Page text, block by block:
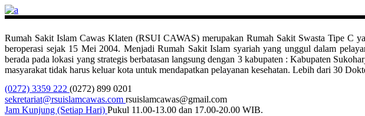
Rumah Sakit Islam Cawas Klaten (RSUI CAWAS) merupakan Rumah Sakit Swasta Tipe C
beroperasi sejak 15 Mei 2004. Menjadi Rumah Sakit Islam syariah yang unggul dalam
berada pada lokasi yang strategis berbatasan langsung dengan 3 kabupaten : Kabupaten
masyarakat tidak harus keluar kota untuk mendapatkan pelayanan kesehatan. Lebih dari 30
(0272) 3359 222 (0272) 899 0201
sekretariat@rsuislamcawas.com rsuislamcawas@gmail.com
Jam Kunjung (Setiap Hari) Pukul 11.00-13.00 dan 17.00-20.00 WIB.